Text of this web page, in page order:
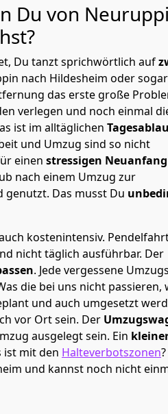
Du von
Du tanzt sprichwörtlich auf
nach Hildesheim oder sogar
das erste große
verlegen und noch einmal
ist im alltäglichen
und Umzug sind so nicht
einen stressigen Neuanfang
nach einem Umzug zur
genutzt. Das musst Du
kostenintensiv.
nicht täglich ausführbar. Der
. Jede vergessene
die bei uns nicht passieren,
und auch umgesetzt
vor Ort sein. Der
ausgelegt sein. Ein
ist mit den Halteverbotszonen
und kannst noch nicht